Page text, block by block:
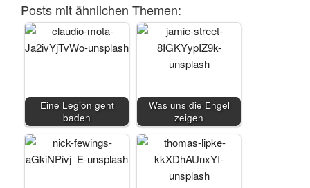
Posts mit ähnlichen Themen:
Eine Legion geht
baden
Was uns die Engel
zeigen